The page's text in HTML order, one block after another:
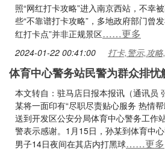
照“网红打卡攻略”进入南京西站，不幸
些“不靠谱打卡攻略”，多地政府部门曾
红打卡点”并非正规景区……更多
2024-01-22 00:41:00 打卡,警示,攻
体育中心警务站民警为群众排忧
本文转自：驻马店日报本报讯（通讯员
某将一面印有“尽职尽责贴心服务 热情
送到开发区公安分局体育中心警务工作
警表示感谢。1月15日，孙某到体育中
男子14日夜间在其店内打黑球……更多